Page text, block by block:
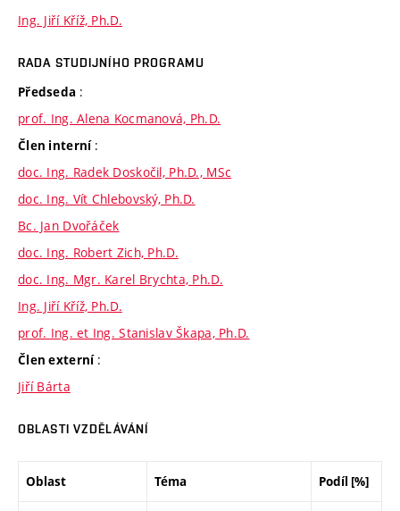
Ing. Jiří Kříž, Ph.D.
RADA STUDIJNÍHO PROGRAMU
Předseda :
prof. Ing. Alena Kocmanová, Ph.D.
Člen interní :
doc. Ing. Radek Doskočil, Ph.D., MSc
doc. Ing. Vít Chlebovský, Ph.D.
Bc. Jan Dvořáček
doc. Ing. Robert Zich, Ph.D.
doc. Ing. Mgr. Karel Brychta, Ph.D.
Ing. Jiří Kříž, Ph.D.
prof. Ing. et Ing. Stanislav Škapa, Ph.D.
Člen externí :
Jiří Bárta
OBLASTI VZDĚLÁVÁNÍ
Oblast Téma Podíl [%]